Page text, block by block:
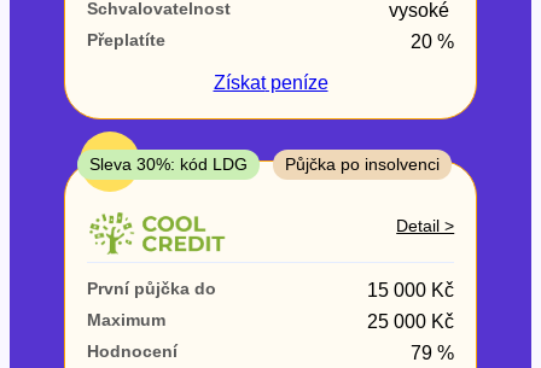
ano
V hotovosti
ano
ne
Schvalovatelnost vysoké
Přeplatíte
20 %
Získatpeníze
TOP
Sleva 30%: kód LDG Půjčka po insolvenci
Detail >
První půjčka do 15 000 Kč
Maximum 25 000 Kč
Hodnocení 79 %